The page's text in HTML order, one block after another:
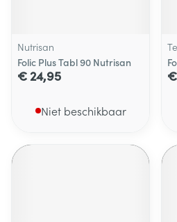
Nutrisan
Folic Plus Tabl 90 Nutrisan
€ 24,95
Niet beschikbaar